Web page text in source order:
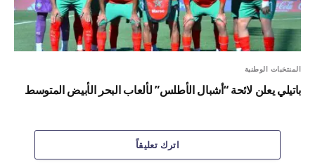
المنتخبات الوطنية
باتيلي يعلن لائحة “أشبال الأطلس” لألعاب البحر الأبيض المتوسط
اترك تعليقاً